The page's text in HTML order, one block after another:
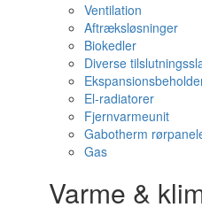
Ventilation
Aftræksløsninger
Biokedler
Diverse
El-radiatorer
Fjernvarmeunit
Gabotherm
Gas
Varme &